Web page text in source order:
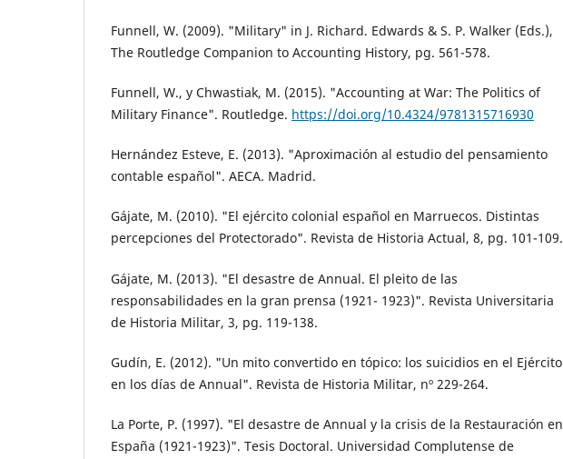
Funnell, W. (2009). "Military" in J. Richard. Edwards & S. P. Walker (Eds.),
The Routledge Companion to Accounting History, pg. 561-578.
Funnell, W., y Chwastiak, M. (2015). "Accounting at War: The Politics of
Military Finance". Routledge. https://doi.org/10.4324/9781315716930
Hernández Esteve, E. (2013). "Aproximación al estudio del pensamiento
contable español". AECA. Madrid.
Gájate, M. (2010). "El ejército colonial español en Marruecos. Distintas
percepciones del Protectorado". Revista de Historia Actual, 8, pg. 101-109.
Gájate, M. (2013). "El desastre de Annual. El pleito de las
responsabilidades en la gran prensa (1921- 1923)". Revista Universitaria
de Historia Militar, 3, pg. 119-138.
Gudín, E. (2012). "Un mito convertido en tópico: los suicidios en el Ejército
en los días de Annual". Revista de Historia Militar, nº 229-264.
La Porte, P. (1997). "El desastre de Annual y la crisis de la Restauración en
España (1921-1923)". Tesis Doctoral. Universidad Complutense de